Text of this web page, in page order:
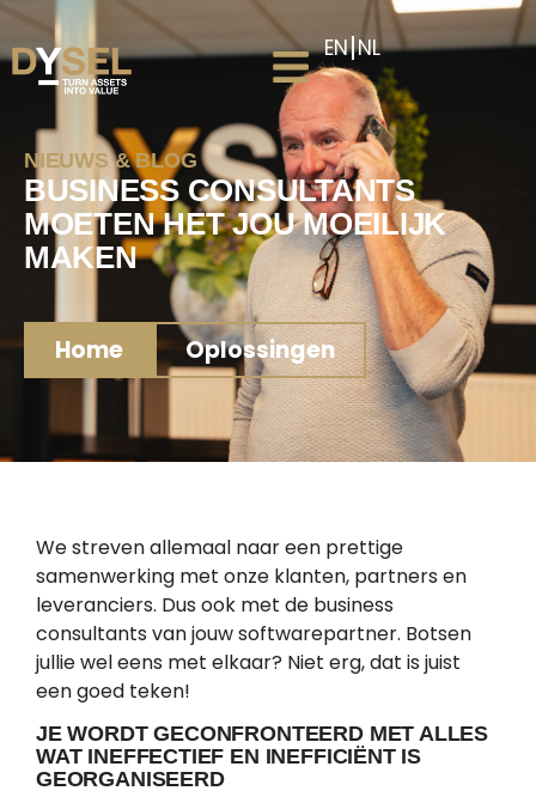
EN NL
NIEUWS & BLOG
BUSINESS CONSULTANTS
MOETEN HET JOU MOEILIJK
MAKEN
Home Oplossingen
We streven allemaal naar een prettige
samenwerking met onze klanten, partners en
leveranciers. Dus ook met de business
consultants van jouw softwarepartner. Botsen
jullie wel eens met elkaar? Niet erg, dat is juist
een goed teken!
JE WORDT GECONFRONTEERD MET ALLES
WAT INEFFECTIEF EN INEFFICIËNT IS
GEORGANISEERD